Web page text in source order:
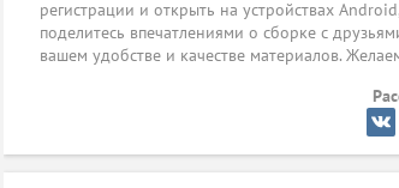
регистрации и открыть на устройствах
поделитесь впечатлениями о сборке с
вашем удобстве и качестве материалов.